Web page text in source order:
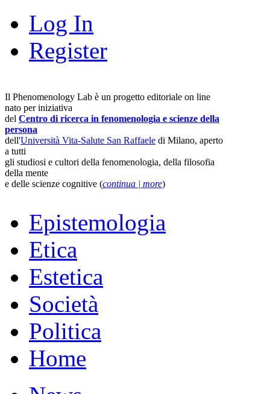
Log In
Register
Il Phenomenology Lab è un progetto editoriale on line
nato per iniziativa
del Centro di ricerca in fenomenologia e scienze della
persona
dell'Università Vita-Salute San Raffaele di Milano, aperto
a tutti
gli studiosi e cultori della fenomenologia, della filosofia
della mente
e delle scienze cognitive (continua | more)
Epistemologia
Etica
Estetica
Società
Politica
Home